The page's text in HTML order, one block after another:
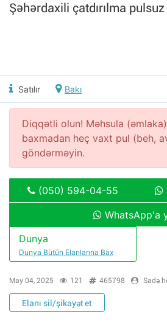
Şəhərdaxili çatdırılma pulsuz
Satılır Bakı
Diqqətli olun! Məhsula
baxmadan heç vaxt pul (beh,
göndərməyin.
(050) 594-04-55
WhatsApp'a
Dunya
Dunya Bütün Elanlarına Bax
May 04, 2025 121 465798 Sadə
Elanı sil/şikayət et